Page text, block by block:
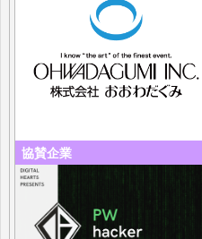
協賛企業